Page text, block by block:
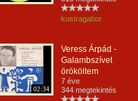
kustragabor
02:34
Veress Árpád -
Galambszívet
örököltem
7 éve
344 megtekintés